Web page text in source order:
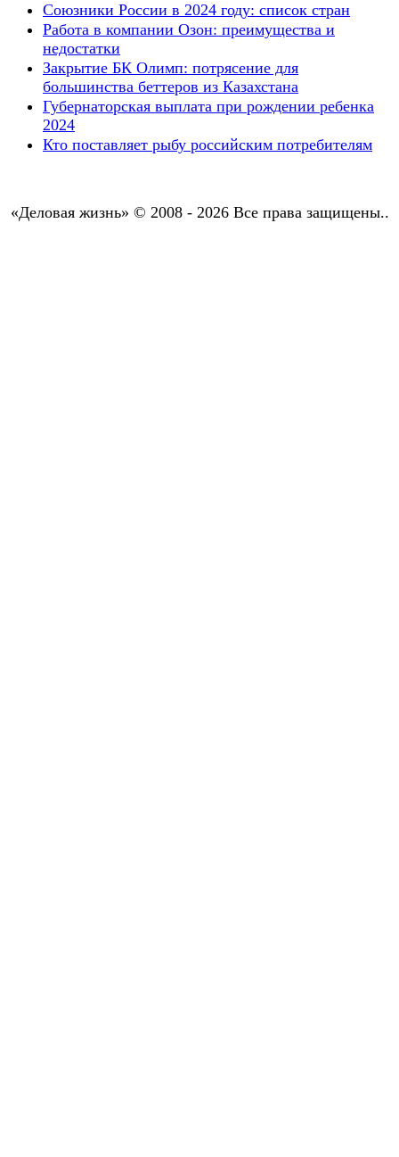
Союзники России в 2024 году: список стран
Работа в компании Озон: преимущества и
недостатки
Закрытие БК Олимп: потрясение для
большинства беттеров из Казахстана
Губернаторская выплата при рождении ребенка
2024
Кто поставляет рыбу российским потребителям
«Деловая жизнь» © 2008 - 2026 Все права защищены..